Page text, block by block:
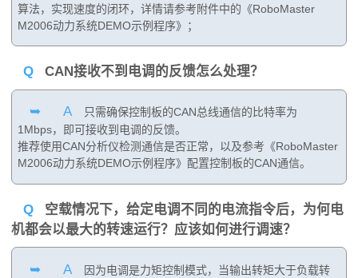
算法，实现速度的闭环，详情请参考附件中的《RoboMaster
M2006动力系统DEMO示例程序》；
Q CAN接收不到电调的反馈怎么处理？
➥ A
只需确保控制板的CAN总线通信的比特率为
1Mbps，即可接收到电调的反馈。
推荐使用CAN分析仪检测通信是否正常，以及参考《RoboMaster
M2006动力系统DEMO示例程序》配置控制板的CAN通信。
Q
空载情况下，给定电调不同的电流指令后，为何电
机都会以最大的转速运行？应该如何进行调速？
➥ A
因为电调是力矩控制模式，当输出转矩大于负载转